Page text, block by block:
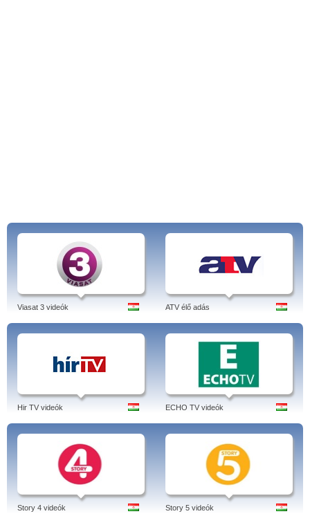
Viasat 3 videók ATV élő adás
Hir TV videók ECHO TV videók
Story 4 videók Story 5 videók